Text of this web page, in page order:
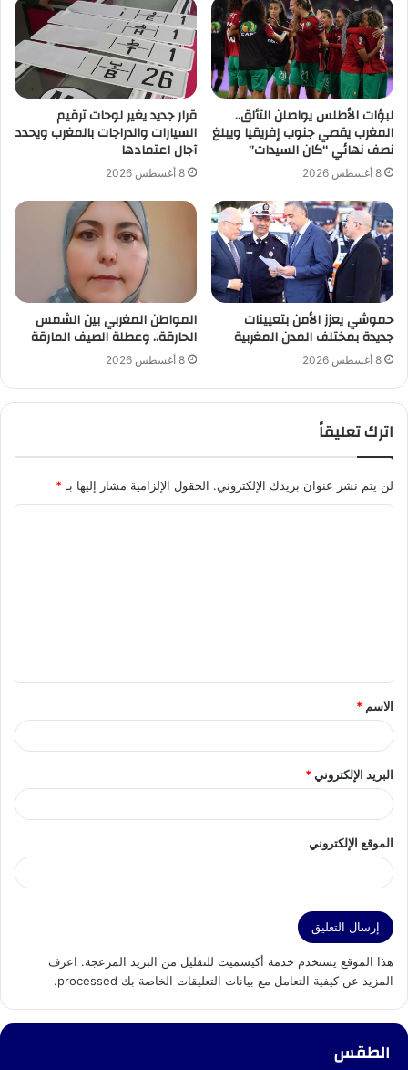
لبؤات الأطلس يواصلن التألق..
المغرب يقصي جنوب إفريقيا ويبلغ
نصف نهائي “كان السيدات”
8 أغسطس 2026
قرار جديد يغير لوحات ترقيم
السيارات والدراجات بالمغرب ويحدد
آجال اعتمادها
8 أغسطس 2026
حموشي يعزز الأمن بتعيينات
جديدة بمختلف المدن المغربية
8 أغسطس 2026
المواطن المغربي بين الشمس
الحارقة.. وعطلة الصيف المارقة
8 أغسطس 2026
اترك تعليقاً
لن يتم نشر عنوان بريدك الإلكتروني. الحقول الإلزامية مشار إليها بـ*
ق
*
الاسم *
البريد الإلكتروني*
الموقع الإلكتروني
هذا الموقع يستخدم خدمة أكيسميت للتقليل من البريد المزعجة. اعرف
المزيد عن كيفية التعامل مع بيانات التعليقات الخاصة بك processed
.
الطقس